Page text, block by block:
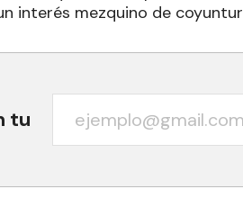
interés mezquino de
tu